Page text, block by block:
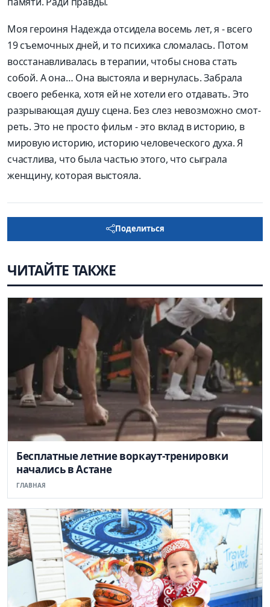
Моя героиня Надежда отсидела восемь лет, я - всего
19 съемочных дней, и то психика сломалась. Потом
восстанавливалась в терапии, чтобы снова стать
собой. А она… Она выстояла и вернулась. Забрала
своего ребенка, хотя ей не хотели его отдавать. Это
разрывающая душу сцена. Без слез невозможно смот­
реть. Это не просто фильм - это вклад в историю, в
мировую историю, историю человеческого духа. Я
счастлива, что была частью этого, что сыграла
женщину, которая выстояла.
Поделиться
ЧИТАЙТЕ ТАКЖЕ
Бесплатные летние воркаут-тренировки
начались в Астане
ГЛАВНАЯ